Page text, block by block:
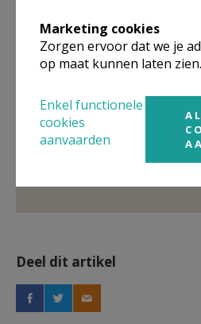
Meer
Artikel
Deel dit artikel
Marketing cookies
Zorgen ervoor dat we je
op maat kunnen laten zien.
Enkel functionele
cookies
aanvaarden